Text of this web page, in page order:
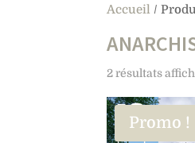
Accueil /
2 résultats
Promo !